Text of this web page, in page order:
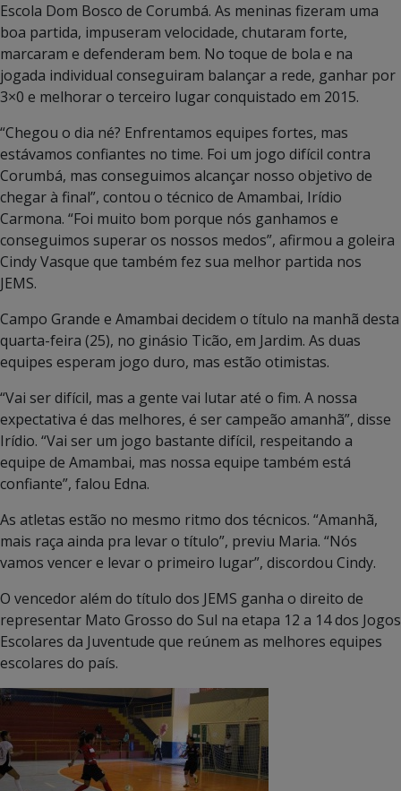
Escola Dom Bosco de Corumbá. As meninas fizeram uma
boa partida, impuseram velocidade, chutaram forte,
marcaram e defenderam bem. No toque de bola e na
jogada individual conseguiram balançar a rede, ganhar por
3×0 e melhorar o terceiro lugar conquistado em 2015.
“Chegou o dia né? Enfrentamos equipes fortes, mas
estávamos confiantes no time. Foi um jogo difícil contra
Corumbá, mas conseguimos alcançar nosso objetivo de
chegar à final”, contou o técnico de Amambai, Irídio
Carmona. “Foi muito bom porque nós ganhamos e
conseguimos superar os nossos medos”, afirmou a goleira
Cindy Vasque que também fez sua melhor partida nos
JEMS.
Campo Grande e Amambai decidem o título na manhã desta
quarta-feira (25), no ginásio Ticão, em Jardim. As duas
equipes esperam jogo duro, mas estão otimistas.
“Vai ser difícil, mas a gente vai lutar até o fim. A nossa
expectativa é das melhores, é ser campeão amanhã”, disse
Irídio. “Vai ser um jogo bastante difícil, respeitando a
equipe de Amambai, mas nossa equipe também está
confiante”, falou Edna.
As atletas estão no mesmo ritmo dos técnicos. “Amanhã,
mais raça ainda pra levar o título”, previu Maria. “Nós
vamos vencer e levar o primeiro lugar”, discordou Cindy.
O vencedor além do título dos JEMS ganha o direito de
representar Mato Grosso do Sul na etapa 12 a 14 dos Jogos
Escolares da Juventude que reúnem as melhores equipes
escolares do país.